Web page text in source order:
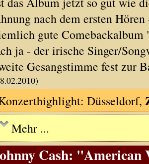
nach dem ersten
gute Comebackalbum
ja - der irische Singer/
Gesangstimme fest zur
Düsseldorf,
Mehr ...
Cash: